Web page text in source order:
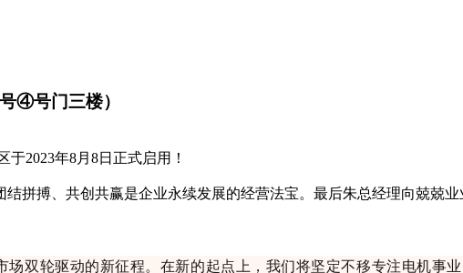
④号门三楼）
2023年8月8日正式启用！
拼搏、共创共赢是企业永续发展的经营法宝。最后朱总经理向兢兢
双轮驱动的新征程。在新的起点上，我们将坚定不移专注电机事